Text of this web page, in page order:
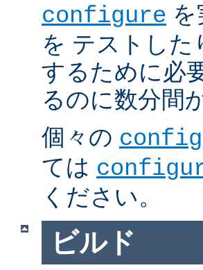
configure
を テストし
するために必
るのに数分間
個々の
ては
ください。
ビルド